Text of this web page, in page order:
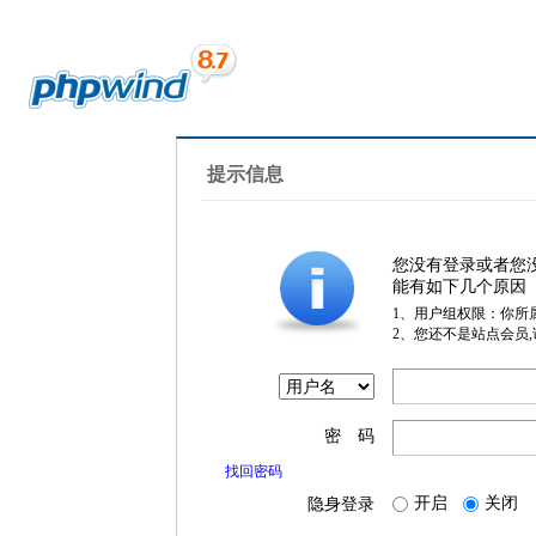
提示信息
您没有登录或者您
能有如下几个原因
1、用户组权限：你所
2、您还不是站点会员
密 码
找回密码
隐身登录 开启 关闭